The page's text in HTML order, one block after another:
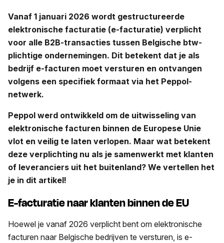
Vanaf 1 januari 2026 wordt gestructureerde
elektronische facturatie (e-facturatie) verplicht
voor alle B2B-transacties tussen Belgische btw-
plichtige ondernemingen. Dit betekent dat je als
bedrijf e-facturen moet versturen en ontvangen
volgens een specifiek formaat via het Peppol-
netwerk.
Peppol werd ontwikkeld om de uitwisseling van
elektronische facturen binnen de Europese Unie
vlot en veilig te laten verlopen. Maar wat betekent
deze verplichting nu als je samenwerkt met klanten
of leveranciers uit het buitenland? We vertellen het
je in dit artikel!
E-facturatie naar klanten binnen de EU
Hoewel je vanaf 2026 verplicht bent om elektronische
facturen naar Belgische bedrijven te versturen, is e-